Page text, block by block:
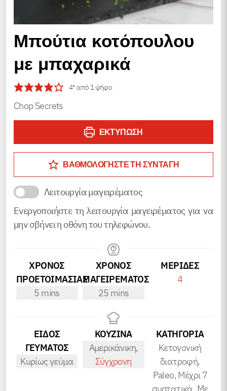
Mπούτια κοτόπουλου
με μπαχαρικά
4* από 1 ψήφο
Chop Secrets
ΕΚΤΎΠΩΣΗ
ΒΑΘΜΟΛΟΓΗΣΤΕ ΤΗ ΣΥΝΤΑΓΗ
Λειτουργία μαγειρέματος
Ενεργοποιήστε τη λειτουργία μαγειρέματος για να
μην σβήνει η οθόνη του τηλεφώνου.
ΧΡΟΝΟΣ
ΠΡΟΕΤΟΙΜΑΣΙΑΣ
5minutes
mins
ΧΡΟΝΟΣ
ΜΑΓΕΙΡΕΜΑΤΟΣ
25minutes
mins
ΜΕΡΊΔΕΣ
4
ΕΙΔΟΣ
ΓΕΥΜΑΤΟΣ
Κυρίως γεύμα
ΚΟΥΖΙΝΑ
Αμερικάνικη,
Σύγχρονη
ΚΑΤΗΓΟΡΊΑ
Κετογονική
διατροφή,
Paleo, Μέχρι 7